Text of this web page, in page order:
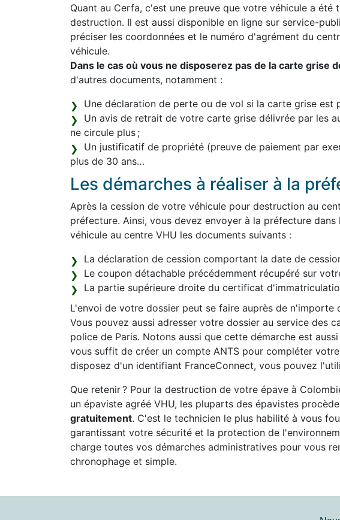
Quant au Cerfa, c'est une preuve que votre véhicule a été
destruction. Il est aussi disponible en ligne sur service-
préciser les coordonnées et le numéro d'agrément du
véhicule.
Dans le cas où vous ne disposerez pas de la carte grise
d'autres documents, notamment :
Une déclaration de perte ou de vol si la carte grise est
Un avis de retrait de votre carte grise délivrée par les
ne circule plus ;
Un justificatif de propriété (preuve de paiement par
plus de 30 ans…
Les démarches à réaliser à la
Après la cession de votre véhicule pour destruction au
préfecture. Ainsi, vous devez envoyer à la préfecture
véhicule au centre VHU les documents suivants :
La déclaration de cession comportant la date de
Le coupon détachable précédemment récupéré sur
La partie supérieure droite du certificat
L'envoi de votre dossier peut se faire auprès de n'importe
Vous pouvez aussi adresser votre dossier au service des
police de Paris. Notons aussi que cette démarche est
vous suffit de créer un compte ANTS pour compléter
disposez d'un identifiant FranceConnect, vous pouvez
Que retenir ? Pour la destruction de votre épave à
un épaviste agréé VHU, les pluparts des épavistes
gratuitement. C'est le technicien le plus habilité à vous
garantissant votre sécurité et la protection de
charge toutes vos démarches administratives pour vous
chronophage et simple.